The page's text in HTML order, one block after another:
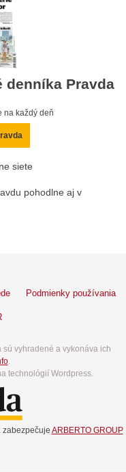
denníka Pravda
na každý deň
siete
pohodlne aj v
Podmienky používania
sú vyhradené a vykonáva ich
.
technológií Wordpress.
zabezpečuje ARBERTO GROUP